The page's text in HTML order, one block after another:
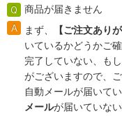
商品が届きません
まず、
【ご注文あり
いているかどうかご
完了していない、も
がございますので、
自動メールが届いてい
メールが届いていな